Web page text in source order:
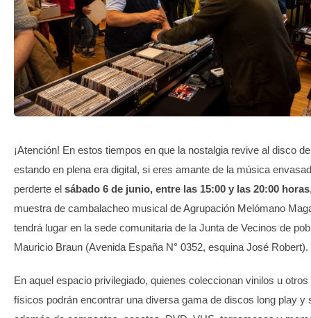
APP MÓVIL
TRANSPARENCIA
¡Atención! En estos tiempos en que la nostalgia revive al disco
estando en plena era digital, si eres amante de la música
perderte el sábado 6 de junio, entre las 15:00 y las 20:00 horas
muestra de cambalacheo musical de Agrupación Melómano
tendrá lugar en la sede comunitaria de la Junta de Vecinos de
Mauricio Braun (Avenida España N° 0352, esquina José Robert).
En aquel espacio privilegiado, quienes coleccionan vinilos u
físicos podrán encontrar una diversa gama de discos long play y